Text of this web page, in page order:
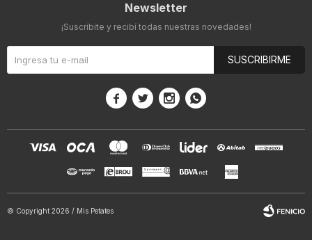
Newsletter
¡Suscribite y recibí todas nuestras novedades!
SUSCRIBIRME
   
© Copyright 2026 / Mis Petates